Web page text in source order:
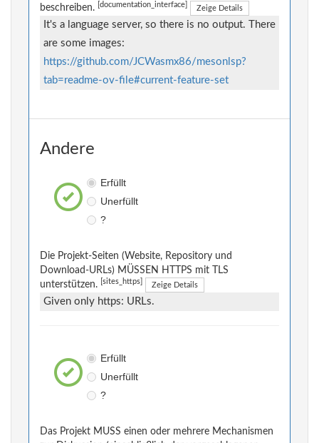
beschreiben.
[documentation_interface] Zeige Details
It's a language server, so there is no output. There
are some images:
https://github.com/JCWasmx86/mesonlsp?
tab=readme-ov-file#current-feature-set
Andere
Erfüllt
Unerfüllt
?
Die Projekt-Seiten (Website, Repository und
Download-URLs) MÜSSEN HTTPS mit TLS
unterstützen.
[sites_https] Zeige Details
Given only https: URLs.
Erfüllt
Unerfüllt
?
Das Projekt MUSS einen oder mehrere Mechanismen